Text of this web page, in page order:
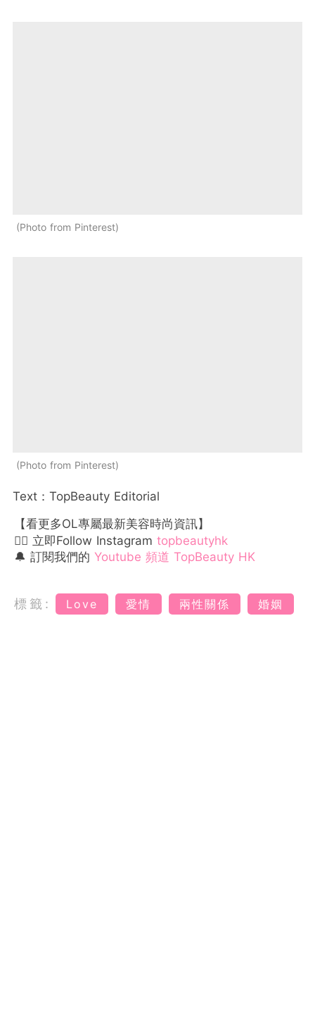
Photo from Pinterest
Photo from Pinterest
Text：TopBeauty Editorial
【看更多OL專屬最新美容時尚資訊】
👉🏻 立即Follow Instagram topbeautyhk
🔔 訂閱我們的 Youtube 頻道 TopBeauty HK
標籤: Love 愛情 兩性關係 婚姻